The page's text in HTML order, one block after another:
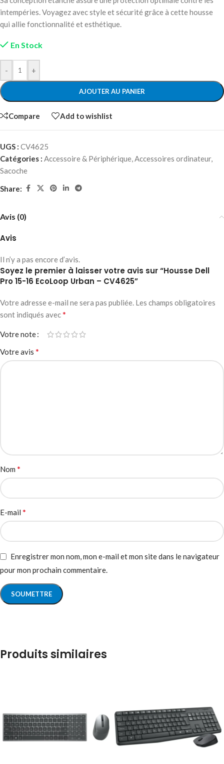
intempéries. Voyagez avec style et sécurité grâce à cette housse
qui allie fonctionnalité et esthétique.
En Stock
- +
AJOUTER AU PANIER
Compare Add to wishlist
UGS : CV4625
Catégories : Accessoire & Périphérique,Accessoires ordinateur,
Sacoche
Share:
Avis (0)
Avis
Il n’y a pas encore d’avis.
Soyez le premier à laisser votre avis sur “Housse Dell
Pro 15-16 EcoLoop Urban – CV4625”
Votre adresse e-mail ne sera pas publiée. Les champs obligatoires
sont indiqués avec*
Votre note
Votre avis *
Nom *
E-mail *
Enregistrer mon nom, mon e-mail et mon site dans le navigateur
pour mon prochain commentaire.
Produits similaires